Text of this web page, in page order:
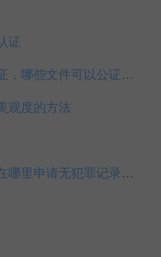
证
公司文件华盛顿使馆认证，哪些文件可以公证认证？
观度的方法
无犯罪记录证明认证，在哪里申请无犯罪记录证明？